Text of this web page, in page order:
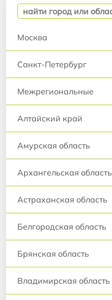
Москва
Санкт-Петербург
Межрегиональные
Алтайский край
Амурская область
Архангельская область
Астраханская область
Белгородская область
Брянская область
Владимирская область